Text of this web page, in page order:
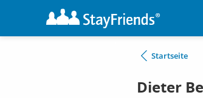
Startseite
Dieter